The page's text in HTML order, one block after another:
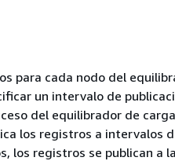
para cada nodo del
un intervalo de
del equilibrador de
los registros a intervalos
los registros se publican a